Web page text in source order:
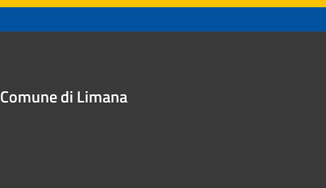
Comune di Limana